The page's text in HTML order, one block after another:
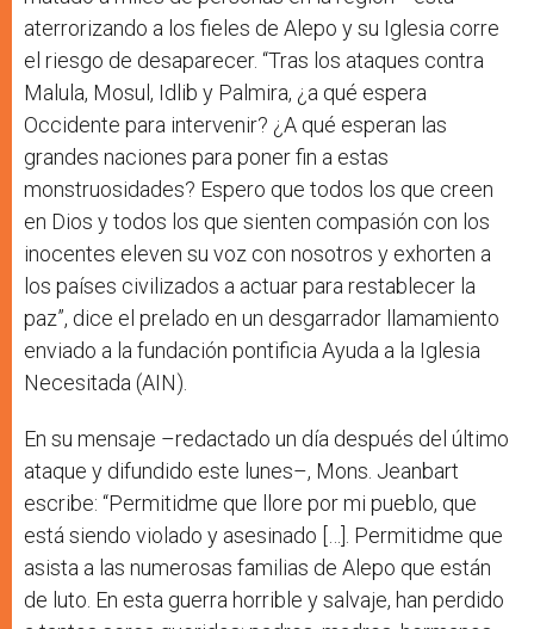
aterrorizando a los fieles de Alepo y su Iglesia corre
el riesgo de desaparecer. “Tras los ataques contra
Malula, Mosul, Idlib y Palmira, ¿a qué espera
Occidente para intervenir? ¿A qué esperan las
grandes naciones para poner fin a estas
monstruosidades? Espero que todos los que creen
en Dios y todos los que sienten compasión con los
inocentes eleven su voz con nosotros y exhorten a
los países civilizados a actuar para restablecer la
paz”, dice el prelado en un desgarrador llamamiento
enviado a la fundación pontificia Ayuda a la Iglesia
Necesitada (AIN).
En su mensaje –redactado un día después del último
ataque y difundido este lunes–, Mons. Jeanbart
escribe: “Permitidme que llore por mi pueblo, que
está siendo violado y asesinado […]. Permitidme que
asista a las numerosas familias de Alepo que están
de luto. En esta guerra horrible y salvaje, han perdido